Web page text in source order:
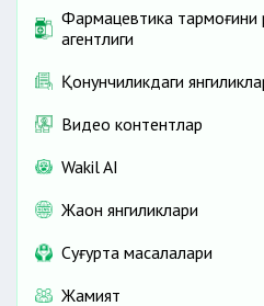
Фармацевтика
агентлиги
Қонунчиликдаги
Видео контентлар
Wakil AI
Жаҳон янгиликлари
Cуғурта масалалари
Жамият